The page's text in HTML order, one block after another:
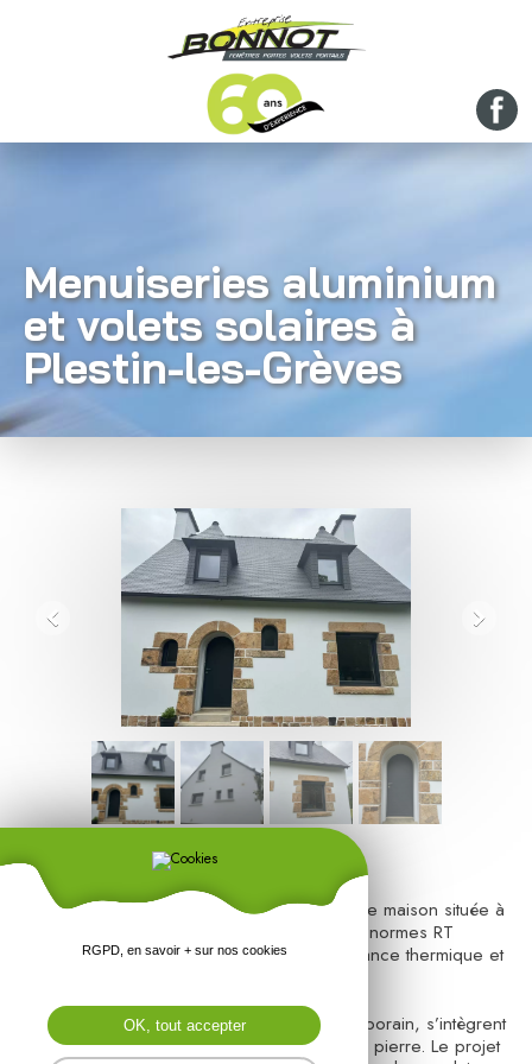
Menuiseries aluminium
et volets solaires à
Plestin-les-Grèves
Réalisation de menuiseries aluminium sur une maison située à
Plestin-les-Grèves, conforme aux dernières normes RT
2020, garantissant une excellente performance thermique et
Les ouvertures, au design sobre et contemporain, s’intègrent
parfaitement à l’architecture traditionnelle en pierre. Le projet
RGPD, en savoir + sur nos cookies
OK, tout accepter